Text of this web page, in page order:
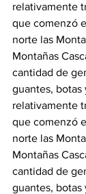
relativamente
que comenzó
norte las
Montañas
cantidad de
guantes, botas
relativamente
que comenzó
norte las
Montañas
cantidad de
guantes, botas